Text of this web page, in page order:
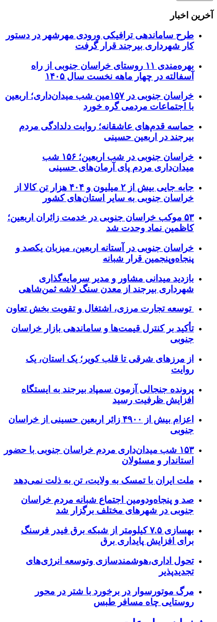
آخرین اخبار
طرح ساماندهی ترافیکی ورودی مهرشهر در دستور
کار شهرداری بیرجند قرار گرفت
بهره‌مندی ۱۱ روستای خراسان جنوبی از راه
آسفالته در چهار ماهه نخست سال ۱۴۰۵
خراسان جنوبی در ۱۵۷مین شب میدان‌داری؛ اربعین
با اجتماعات مردمی گره خورد
حماسه قدم‌های عاشقانه؛ روایت دلدادگی مردم
بیرجند در اربعین حسینی
خراسان جنوبی در شب اربعین؛ ۱۵۶ شب
میدان‌داری مردم پای آرمان‌های حسینی
جابه جایی بیش از ۲ میلیون و ۴۰۴ هزار تن کالا از
خراسان جنوبی به سایر استان‌های کشور
۵۳ موکب خراسان جنوبی در خدمت زائران اربعین؛
کاظمین نماد وحدت شد
خراسان جنوبی در آستانه اربعین، میزبان یکصد و
پنجاه‌وپنجمین قرار شبانه
بازدید میدانی مشاور و مدیر سرمایه‌گذاری
شهرداری بیرجند از معدن سنگ لاشه ثمن‌شاهی
توسعه تجارت مرزی، اشتغال و تقویت بخش تعاون
تأکید بر کنترل قیمت‌ها و ساماندهی بازار خراسان
جنوبی
از مرزهای شرقی تا قلب کویر؛ یک استان، یک
روایت
پرونده جنجالی آزمون سمپاد بیرجند به ایستگاه
افزایش ظرفیت رسید
اعزام بیش از ۴۹۰۰ زائر اربعین حسینی از خراسان
جنوبی
۱۵۳ شب میدان‌داری مردم خراسان جنوبی با حضور
استاندار و مسئولان
ملت ایران با تمسک به ولایت، تن به ذلت نمی‌دهد
صد و پنجاه‌ودومین اجتماع شبانه مردم خراسان
جنوبی در شهرهای مختلف برگزار شد
بهسازی ۷.۵ کیلومتر از شبکه برق فیدر فرسنگ
برای افزایش پایداری برق
تحول اداری،هوشمندسازی وتوسعه انرژی‌های
تجدیدپذیر
مرگ موتورسوار در برخورد با شتر در محور
روستایی چاه مسافر طبس